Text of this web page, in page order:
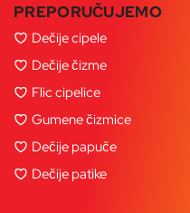
PREPORUČUJEMO
Dečije cipele
Dečije čizme
Flic cipelice
Gumene čizmice
Dečije papuče
Dečije patike